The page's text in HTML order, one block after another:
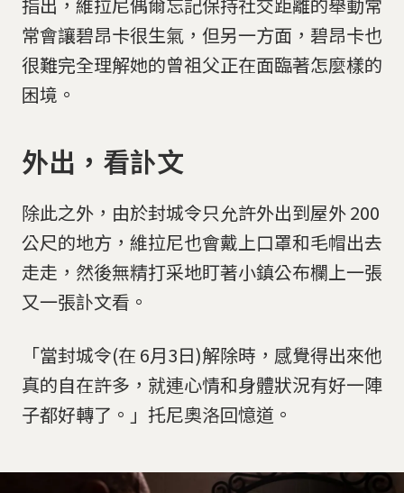
常會讓碧昂卡很生氣，但另一方面，碧昂卡也
很難完全理解她的曾祖父正在面臨著怎麼樣的
困境。
外出，看訃文
除此之外，由於封城令只允許外出到屋外 200
公尺的地方，維拉尼也會戴上口罩和毛帽出去
走走，然後無精打采地盯著小鎮公布欄上一張
又一張訃文看。
「當封城令(在 6月3日)解除時，感覺得出來他
真的自在許多，就連心情和身體狀況有好一陣
子都好轉了。」托尼奧洛回憶道。